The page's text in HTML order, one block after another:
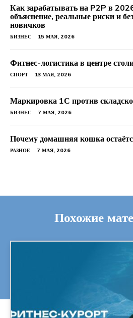
Как зарабатывать на P2P в
объяснение, реальные риски и
новичков
БИЗНЕС 15 МАЯ, 2026
Фитнес-логистика в центре
СПОРТ 13 МАЯ, 2026
Маркировка 1С против
БИЗНЕС 7 МАЯ, 2026
Почему домашняя кошка
РАЗНОЕ 7 МАЯ, 2026
Похожие